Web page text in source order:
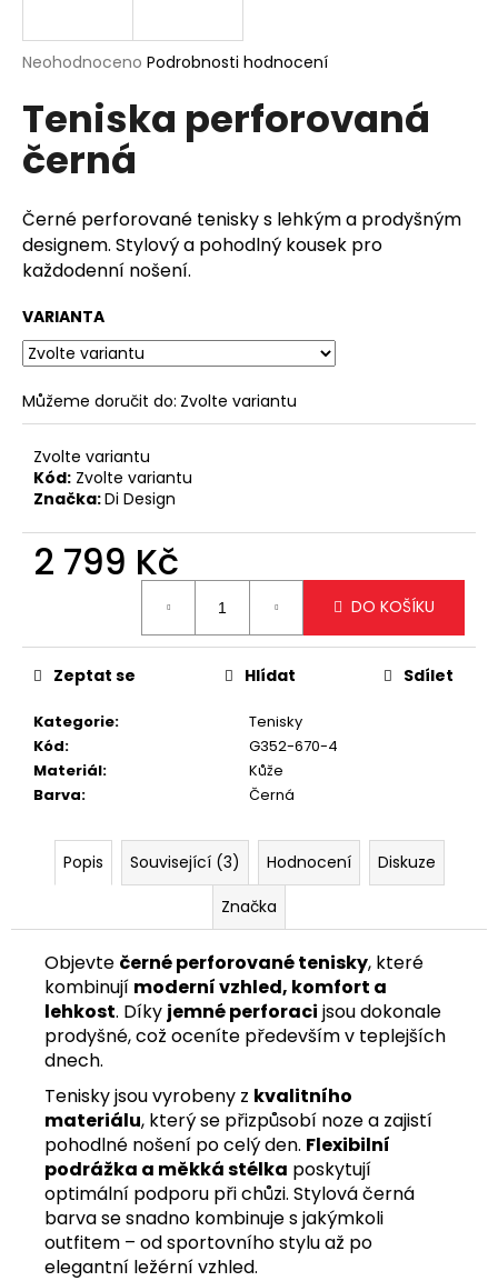
Průměrné
produktu
0,0
z
hvězdiček.
Neohodnoceno Podrobnosti hodnocení
Teniska perforovaná
černá
Černé perforované tenisky s lehkým a prodyšným
designem. Stylový a pohodlný kousek pro
každodenní nošení.
VARIANTA
Můžeme doručit do: Zvolte variantu
Zvolte variantu
Kód: Zvolte variantu
Značka:Di Design
2 799 Kč
DO KOŠÍKU
Kategorie:
Tenisky
Kód:
G352-670-4
Materiál:
Kůže
Barva: Černá
Zeptat se Hlídat Sdílet
Popis Související (3) Hodnocení
Diskuze
Značka
Objevte černé perforované tenisky, které
kombinují moderní vzhled, komfort a
lehkost. Díky jemné perforaci jsou dokonale
prodyšné, což oceníte především v teplejších
dnech.
Tenisky jsou vyrobeny z kvalitního
materiálu, který se přizpůsobí noze a zajistí
pohodlné nošení po celý den. Flexibilní
podrážka a měkká stélka poskytují
optimální podporu při chůzi. Stylová černá
barva se snadno kombinuje s jakýmkoli
outfitem – od sportovního stylu až po
elegantní ležérní vzhled.
j
t
?
HLEDAT
D
p
o
u
č
u
ELEGANTNÍ
KABELKA
SE
ZLATÝM
ŘETÍZKEM